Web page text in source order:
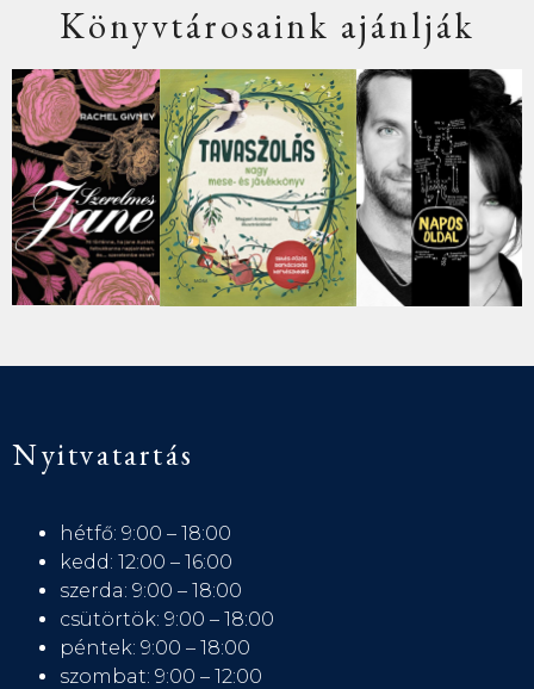
Könyvtárosaink ajánlják
Nyitvatartás
hétfő: 9:00 – 18:00
kedd: 12:00 – 16:00
szerda: 9:00 – 18:00
csütörtök: 9:00 – 18:00
péntek: 9:00 – 18:00
szombat: 9:00 – 12:00